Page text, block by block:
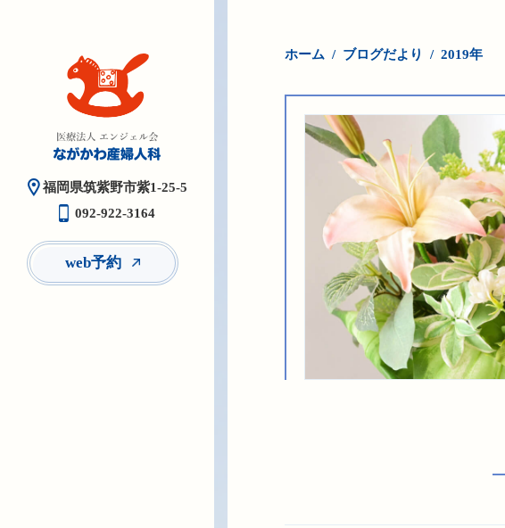
福岡県筑紫野市紫1-25-5
092-922-3164
web予約
ホーム ブログだより 2019年